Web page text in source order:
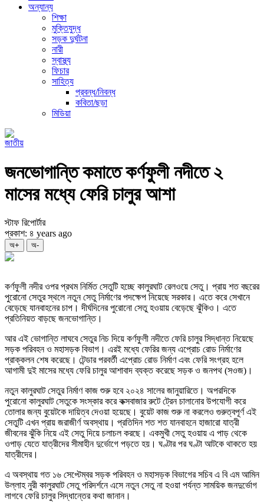
অন্যান্য
শিক্ষা
মুক্তিযুদ্ধ
সড়ক দুর্ঘটনা
নারী
স্বাস্থ্য
ফিচার
সাহিত্য
প্রবন্ধ/নিবন্ধ
কবিতা/ছড়া
মিডিয়া
জাতীয়
জনভোগান্তি কমাতে কর্ণফুলী নদীতে ২
মাসের মধ্যে ফেরি চালুর আশা
স্টাফ রিপোর্টার
প্রকাশ: ৪ years ago
অ+ অ-
কর্ণফুলী নদীর ওপর প্রথম নির্মিত সেতুটি হচ্ছে কালুরঘাট রেলওয়ে সেতু। প্রায় শত বছরের
পুরোনো সেতুর স্থলে নতুন সেতু নির্মাণের পদক্ষেপ নিয়েছে সরকার। এতে করে সেখানে
বেড়েছে যানবাহনের চাপ। দীর্ঘদিনের পুরোনো সেতু হওয়ায় বেড়েছে ঝুঁকিও। এতে
প্রতিনিয়ত বাড়ছে জনভোগান্তি।
আর এই ভোগান্তি লাঘবে সেতুর নিচ দিয়ে কর্ণফুলী নদীতে ফেরি চালুর সিদ্ধান্ত নিয়েছে
সড়ক পরিবহন ও মহাসড়ক বিভাগ। এরই মধ্যে ফেরির জন্য এপ্রোচ রোড নির্মাণের
প্রাক্কলন শেষ করেছে। টেন্ডার পরবর্তী এপ্রোচ রোড নির্মাণ এবং ফেরি সংগ্রহ হলে
আগামী দুই মাসের মধ্যে ফেরি চালুর আশাবাদ ব্যক্ত করেছে সড়ক ও জনপথ (সওজ)।
নতুন কালুরঘাট সেতুর নির্মাণ কাজ শুরু হবে ২০২৪ সালের জানুয়ারিতে। অপরদিকে
পুরোনো কালুরঘাট সেতুকে সংস্কার করে কক্সবাজার রুটে ট্রেন চালানোর উপযোগী করে
তোলার জন্য বুয়েটকে দায়িত্ব দেওয়া হয়েছে। বুয়েট কাজ শুরু না করলেও গুরুত্বপূর্ণ এই
সেতুটি এখন প্রায় জরাজীর্ণ অবস্থায়। প্রতিদিন শত শত যানবাহনে হাজারো যাত্রী
জীবনের ঝুঁকি নিয়ে এই সেতু দিয়ে চলাচল করছে। একমুখী সেতু হওয়ায় এ পাড় থেকে
ওপাড় যেতে যাত্রীদের সীমাহীন দুর্ভোগে পড়তে হয়। ঘণ্টার পর ঘণ্টা আটকে থাকতে হয়
যাত্রীদের।
এ অবস্থায় গত ১৬ সেপ্টেম্বর সড়ক পরিবহন ও মহাসড়ক বিভাগের সচিব এ বি এম আমিন
উল্লাহ নুরী কালুরঘাট সেতু পরিদর্শনে এসে নতুন সেতু না হওয়া পর্যন্ত সাময়িক জনদুর্ভোগ
লাগবে ফেরি চালুর সিদ্ধান্তের কথা জানান।